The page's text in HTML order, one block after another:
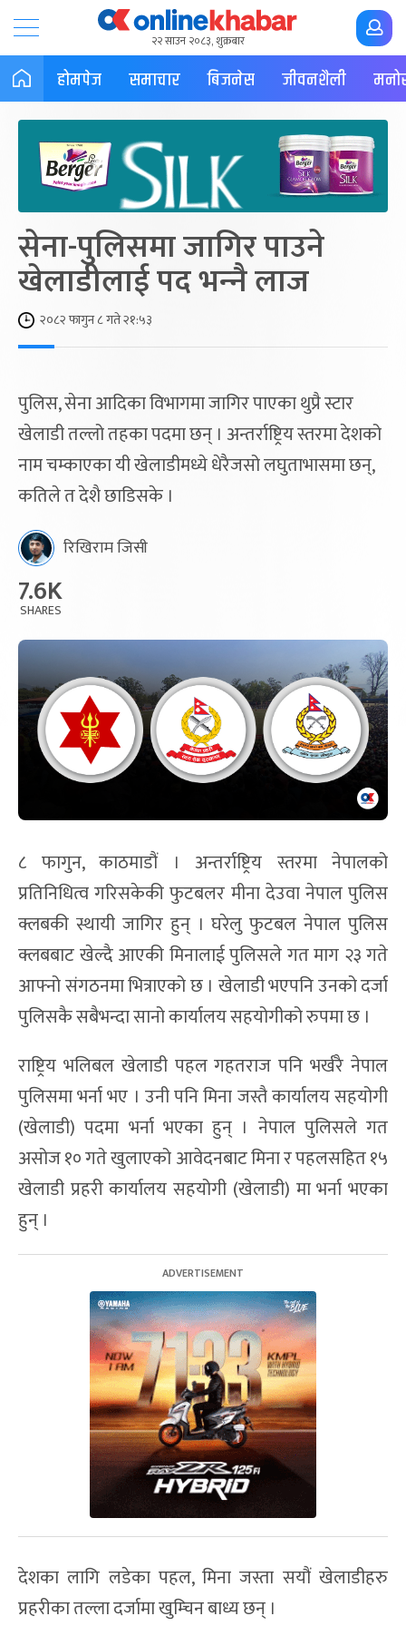
२२ साउन २०८३, शुक्रबार
होमपेज समाचार बिजनेस जीवनशैली
सेना-पुलिसमा जागिर पाउने
खेलाडीलाई पद भन्‍नै लाज
२०८२ फागुन ८ गते २१:५३
पुलिस, सेना आदिका विभागमा जागिर पाएका थुप्रै स्टार
खेलाडी तल्लो तहका पदमा छन् । अन्तर्राष्ट्रिय स्तरमा देशको
नाम चम्काएका यी खेलाडीमध्ये धेरैजसो लघुताभासमा छन्,
कतिले त देशै छाडिसके ।
रिखिराम जिसी
7.6K
SHARES
८ फागुन, काठमाडौं । अन्तर्राष्ट्रिय स्तरमा नेपालको
प्रतिनिधित्व गरिसकेकी फुटबलर मीना देउवा नेपाल पुलिस
क्लबकी स्थायी जागिर हुन् । घरेलु फुटबल नेपाल पुलिस
क्लबबाट खेल्दै आएकी मिनालाई पुलिसले गत माग २३ गते
आफ्नो संगठनमा भित्राएको छ । खेलाडी भएपनि उनको दर्जा
पुलिसकै सबैभन्दा सानो कार्यालय सहयोगीको रुपमा छ ।
राष्ट्रिय भलिबल खेलाडी पहल गहतराज पनि भर्खरै नेपाल
पुलिसमा भर्ना भए । उनी पनि मिना जस्तै कार्यालय सहयोगी
(खेलाडी) पदमा भर्ना भएका हुन् । नेपाल पुलिसले गत
असोज १० गते खुलाएको आवेदनबाट मिना र पहलसहित १५
खेलाडी प्रहरी कार्यालय सहयोगी (खेलाडी) मा भर्ना भएका
हुन् ।
देशका लागि लडेका पहल, मिना जस्ता सयौं खेलाडीहरु
प्रहरीका तल्ला दर्जामा खुम्चिन बाध्य छन् ।